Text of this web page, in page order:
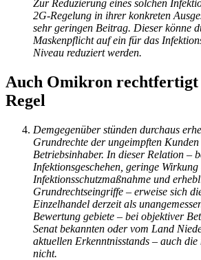
Zur Reduzierung eines solchen
2G-Regelung in ihrer konkreten
sehr geringen Beitrag. Dieser könne
Maskenpflicht auf ein für das
Niveau reduziert werden.
Auch Omikron
Regel
Demgegenüber stünden durchaus
Grundrechte der ungeimpften
Betriebsinhaber. In dieser Relation –
Infektionsgeschehen, geringe Wirkung
Infektionsschutzmaßnahme und
Grundrechtseingriffe – erweise sich
Einzelhandel derzeit als
Bewertung gebiete – bei objektiver
Senat bekannten oder vom Land
aktuellen Erkenntnisstands – auch
nicht.